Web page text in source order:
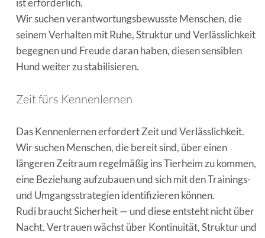
ist erforderlich.
Wir suchen verantwortungsbewusste Menschen, die
seinem Verhalten mit Ruhe, Struktur und Verlässlichkeit
begegnen und Freude daran haben, diesen sensiblen
Hund weiter zu stabilisieren.
Zeit fürs Kennenlernen
Das Kennenlernen erfordert Zeit und Verlässlichkeit.
Wir suchen Menschen, die bereit sind, über einen
längeren Zeitraum regelmäßig ins Tierheim zu kommen,
eine Beziehung aufzubauen und sich mit den Trainings-
und Umgangsstrategien identifizieren können.
Rudi braucht Sicherheit — und diese entsteht nicht über
Nacht. Vertrauen wächst über Kontinuität, Struktur und